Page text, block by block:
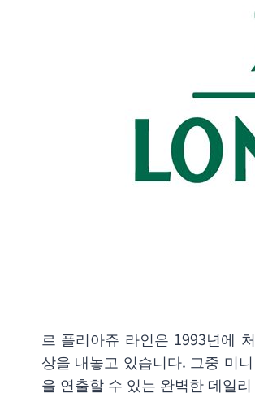
르 플리아쥬 라인은 1993년에
상을 내놓고 있습니다. 그중 미
을 연출할 수 있는 완벽한 데일